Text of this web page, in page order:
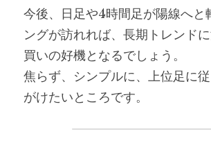
今後、日足や4時間足が陽線へと
ングが訪れれば、長期トレンド
買いの好機となるでしょう。
焦らず、シンプルに、上位足に
がけたいところです。